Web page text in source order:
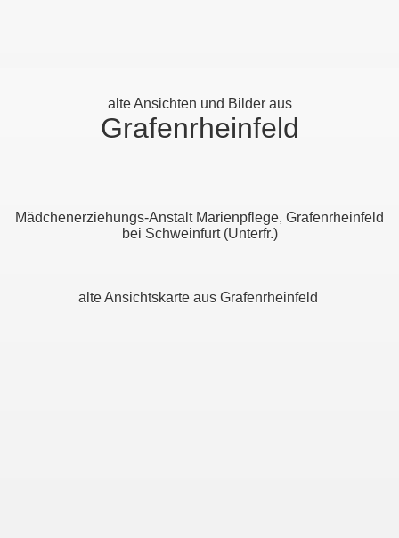
alte Ansichten und Bilder aus
Grafenrheinfeld
Mädchenerziehungs-Anstalt Marienpflege, Grafenrheinfeld
bei Schweinfurt (Unterfr.)
alte Ansichtskarte aus Grafenrheinfeld